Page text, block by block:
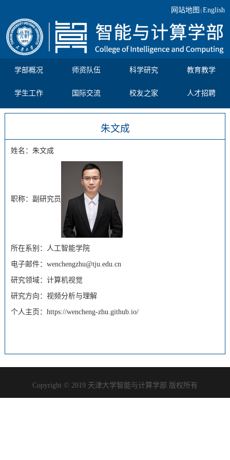
网站地图 English
学部概况 师资队伍 科学研究 教育教学
学生工作 国际交流 校友之家 人才招聘
朱文成
姓名：朱文成
职称：副研究员
所在系别：人工智能学院
电子邮件：wenchengzhu@tju.edu.cn
研究领域：计算机视觉
研究方向：视频分析与理解
个人主页： https://wencheng-zhu.github.io/
Copyright © 2019 天津大学智能与计算学部 版权所有